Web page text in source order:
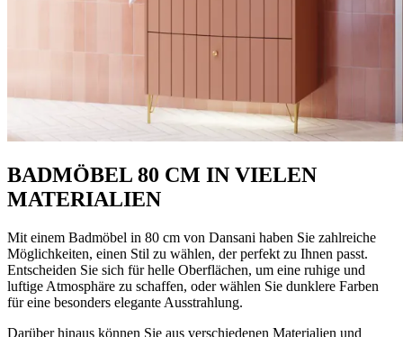
BADMÖBEL 80 CM IN VIELEN
MATERIALIEN
Mit einem Badmöbel in 80 cm von Dansani haben Sie zahlreiche
Möglichkeiten, einen Stil zu wählen, der perfekt zu Ihnen passt.
Entscheiden Sie sich für helle Oberflächen, um eine ruhige und
luftige Atmosphäre zu schaffen, oder wählen Sie dunklere Farben
für eine besonders elegante Ausstrahlung.
Darüber hinaus können Sie aus verschiedenen Materialien und